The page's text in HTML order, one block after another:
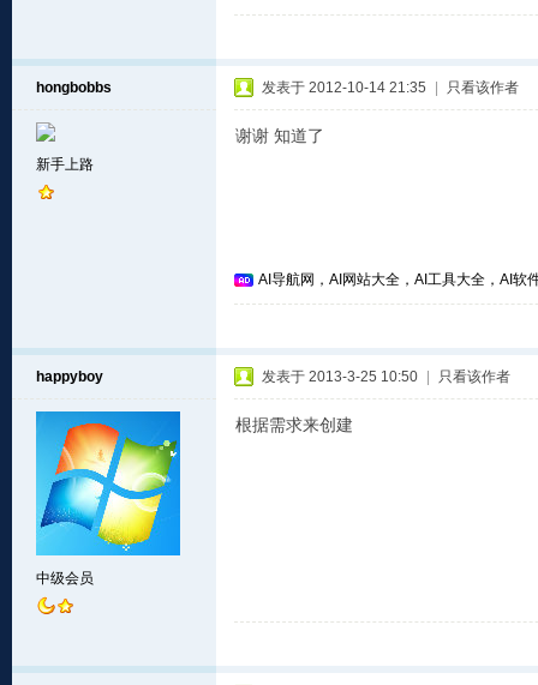
hongbobbs
新手上路
发表于 2012-10-14 21:35 只看该作者
谢谢 知道了
AI导航网，AI网站大全，AI工具大全，AI软
happyboy
中级会员
发表于 2013-3-25 10:50 只看该作者
根据需求来创建